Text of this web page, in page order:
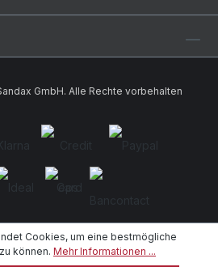
GmbH. Alle Rechte vorbehalten
Cookies, um eine bestmögliche
können. Mehr Informationen ...